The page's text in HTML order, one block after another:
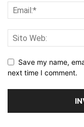
Save my name,
next time I comment.